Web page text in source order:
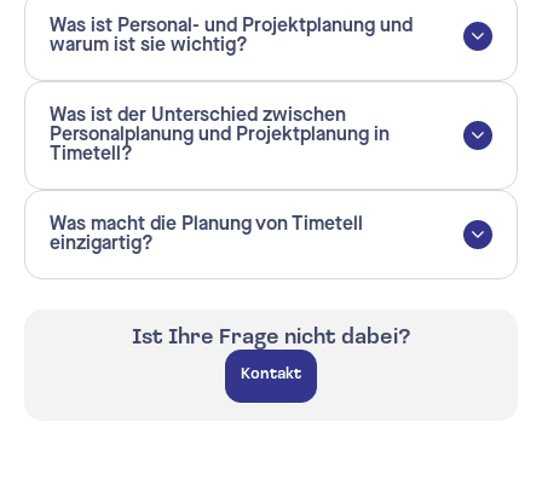
Was ist Personal- und Projektplanung und
warum ist sie wichtig?
Was ist der Unterschied zwischen
Personalplanung und Projektplanung in
Timetell?
Was macht die Planung von Timetell
einzigartig?
Ist Ihre Frage nicht dabei?
Kontakt